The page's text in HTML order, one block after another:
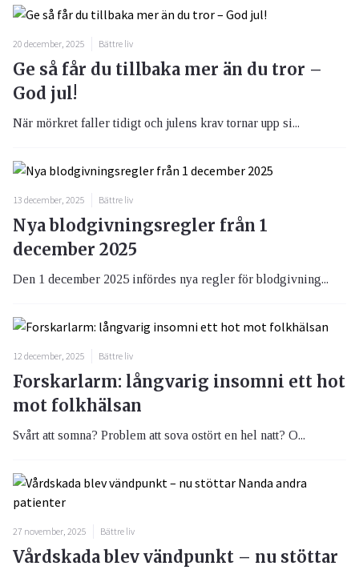
20 december, 2025 Bättre liv
Ge så får du tillbaka mer än du tror –
God jul!
När mörkret faller tidigt och julens krav tornar upp si...
13 december, 2025 Bättre liv
Nya blodgivningsregler från 1
december 2025
Den 1 december 2025 infördes nya regler för blodgivning...
12 december, 2025 Bättre liv
Forskarlarm: långvarig insomni ett hot
mot folkhälsan
Svårt att somna? Problem att sova ostört en hel natt? O...
27 november, 2025 Bättre liv
Vårdskada blev vändpunkt – nu stöttar